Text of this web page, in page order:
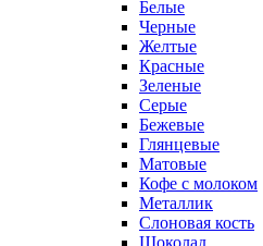
Белые
Черные
Желтые
Красные
Зеленые
Серые
Бежевые
Глянцевые
Матовые
Кофе с молоком
Металлик
Слоновая кость
Шоколад